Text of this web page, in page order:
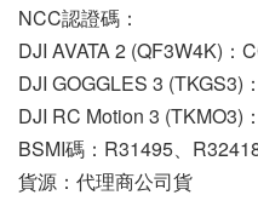
NCC認證碼：
DJI AVATA 2 (QF3W4K)：
DJI GOGGLES 3 (TKGS3)
DJI RC Motion 3 (TKMO3)
BSMI碼：R31495、
貨源：代理商公司貨